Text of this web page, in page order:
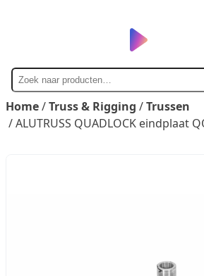
Zoek
naar
Home/Truss & Rigging /Trussen
/ ALUTRUSS QUADLOCK eindplaat